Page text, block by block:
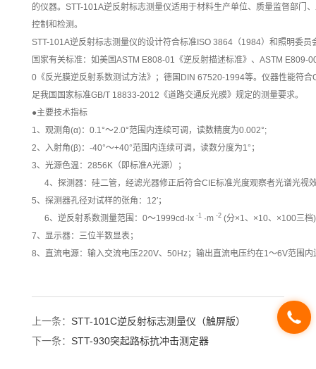
的仪器。STT-101A逆反射标志测量仪适用于材料生产单位、质量监督部门
控制和检测。
STT-101A逆反射标志测量仪的设计符合标准ISO 3864（1984）和照明委
国家有关标准：如美国ASTM E808-01《逆反射描述标准》、ASTM E809-
0《反光膜逆反射系数测试方法》；德国DIN 67520-1994等。仪器性能符
足我国国家标准GB/T 18833-2012《道路交通反光膜》规定的测量要求。
●主要技术指标
1、观测角(α)：0.1°～2.0°范围内连续可调，读数精度为0.002°;
2、入射角(β)：-40°～+40°范围内连续可调，读数分度为1°；
3、光源色温：2856K（即标准A光源）；
4、探测器：硅二管，经滤光器修正后符合CIE标准光度观察者光谱光视
5、探测器孔径对试样的张角：12′；
6、逆反射系数测量范围：0～1999cd·lx -1 ·m -2 (分×1、×10、×100三档
7、显示器：三位半数显表；
8、直流电源：输入交流电压220V、50Hz；输出直流电压约在1～6V范围
上一条： STT-101C逆反射标志测量仪（触屏版）
下一条： STT-930突起路标抗冲击测定器